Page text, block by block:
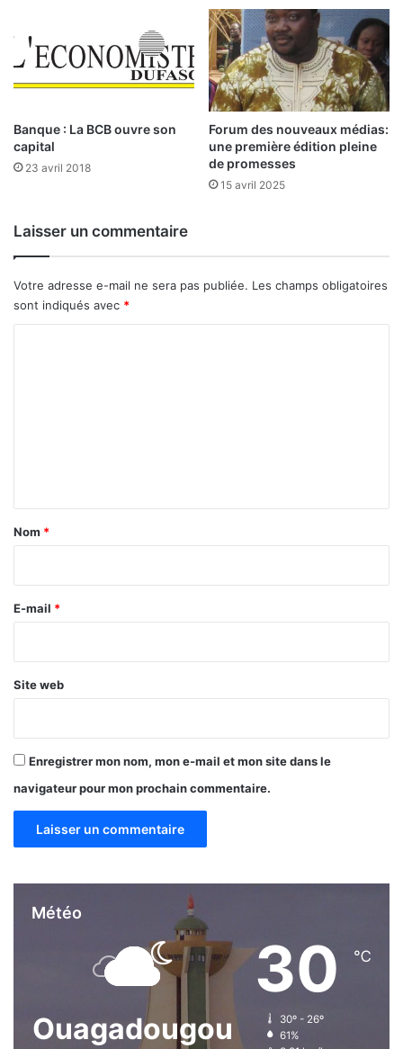
e
U
A
e
u
e
a
i
Banque : La BCB ouvre son
capital
23 avril 2018
Forum des nouveaux médias:
une première édition pleine
de promesses
15 avril 2025
Laisser un commentaire
Votre adresse e-mail ne sera pas publiée. Les champs obligatoires
sont indiqués avec *
a
e
Nom *
E-mail *
Site web
Enregistrer mon nom, mon e-mail et mon site dans le
navigateur pour mon prochain commentaire.
Météo
Ouagadougou
30 ℃
30º - 26º
61%